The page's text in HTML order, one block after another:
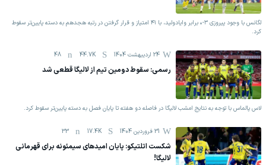
لگانس با وجود پیروزی ۳-۰ برابر وایادولید، با ۴۱ امتیاز و قرار گرفتن در رتبه هجدهم به دسته پایین‌تر سقوط
کرد.
24 اردیبهشت 1404 44.7K
48
رسمی: سقوط دومین تیم از لالیگا قطعی شد
لاس پالماس با توجه به نتایج امشب لالیگا در فاصله دو هفته تا پایان فصل به دسته‌ پایین‌تر سقوط کرد.
31 فروردين 1404 17.4K
33
شکست اتلتیکو: پایان امیدهای سیمئونه برای قهرمانی
لالیگا!